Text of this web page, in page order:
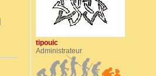
tipouic
Administrateur